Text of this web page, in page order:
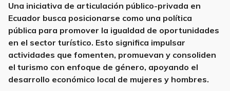
Una iniciativa de articulación público-privada en
Ecuador busca posicionarse como una política
pública para promover la igualdad de oportunidades
en el sector turístico. Esto significa impulsar
actividades que fomenten, promuevan y consoliden
el turismo con enfoque de género, apoyando el
desarrollo económico local de mujeres y hombres.